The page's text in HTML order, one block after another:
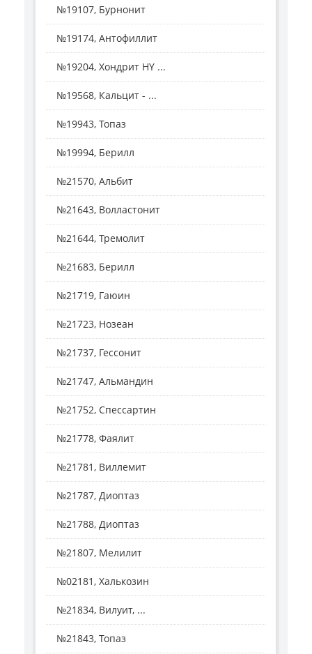
№19107, Бурнонит
№19174, Антофиллит
№19204, Хондрит HY ...
№19568, Кальцит - ...
№19943, Топаз
№19994, Берилл
№21570, Альбит
№21643, Волластонит
№21644, Тремолит
№21683, Берилл
№21719, Гаюин
№21723, Нозеан
№21737, Гессонит
№21747, Альмандин
№21752, Спессартин
№21778, Фаялит
№21781, Виллемит
№21787, Диоптаз
№21788, Диоптаз
№21807, Мелилит
№02181, Халькозин
№21834, Вилуит, ...
№21843, Топаз